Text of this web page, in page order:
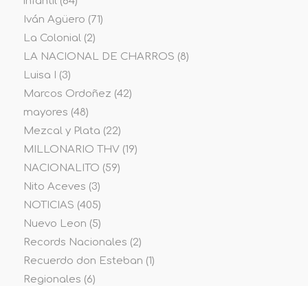
Iván Agüero (71)
La Colonial(2)
LA NACIONAL DE CHARROS (8)
Luisa I
(3)
Marcos Ordoñez (42)
mayores (48)
Mezcal y Plata (22)
MILLONARIO THV(19)
NACIONALITO (59)
Nito Aceves (3)
NOTICIAS (405)
Nuevo Leon (5)
Records Nacionales (2)
Recuerdo don Esteban (1)
Regionales (6)